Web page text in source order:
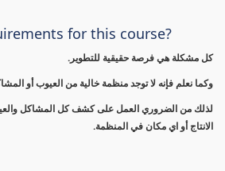
for this course?
كل مشكلة هي فرصة حقيقية للتطوير.
وكما نعلم فإنه لا توجد منظمة خالية من العيوب أو
لذلك من الضروري العمل على كشف كل المشاكل
الانتاج أو اي مكان في المنظمة.